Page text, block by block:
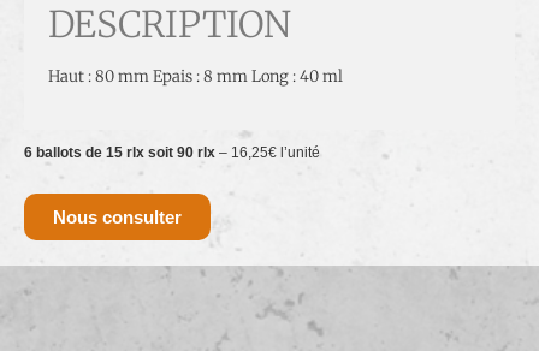
DESCRIPTION
Haut : 80 mm Epais : 8 mm Long : 40 ml
6 ballots de 15 rlx soit 90 rlx – 16,25€ l’unité
Nous consulter